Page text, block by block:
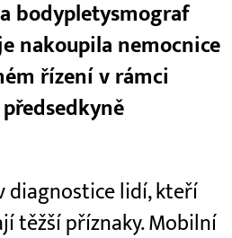
bodypletysmograf
nakoupila nemocnice
řízení v rámci
diagnostice lidí, kteří
těžší příznaky. Mobilní